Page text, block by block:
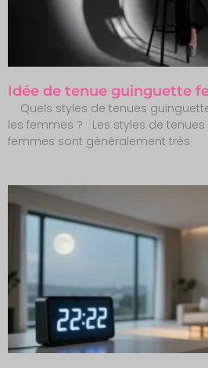
Idée de tenue guinguette
Quels styles de tenues
les femmes ? Les styles de
femmes sont généralement très